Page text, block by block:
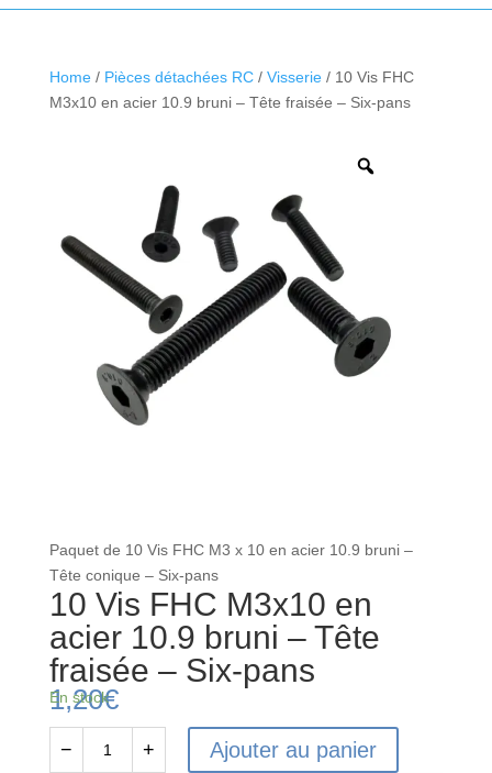
Home/ Pièces détachées RC/ Visserie/ 10 Vis FHC
M3x10 en acier 10.9 bruni – Tête fraisée – Six-pans
Paquet de 10 Vis FHC M3 x 10 en acier 10.9 bruni –
Tête conique – Six-pans
10 Vis FHC M3x10 en
acier 10.9 bruni – Tête
fraisée – Six-pans
1,20€
En stock
quantité
− + Ajouter au panier